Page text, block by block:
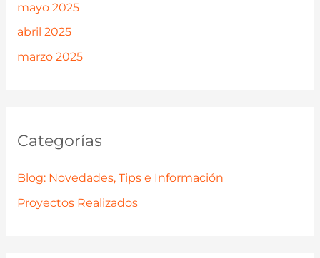
mayo 2025
abril 2025
marzo 2025
Categorías
Blog: Novedades, Tips e Información
Proyectos Realizados